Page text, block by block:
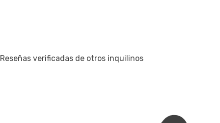
Reseñas verificadas de otros inquilinos